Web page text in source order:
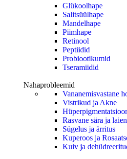
Glükoolhape
Salitsüülhape
Mandelhape
Piimhape
Retinool
Peptiidid
Probiootikumid
Tseramiidid
Nahaprobleemid
Vananemisvastane
Vistrikud ja Akne
Rasvane sära ja
Sügelus ja ärritus
Kuperoos ja
Kuiv ja